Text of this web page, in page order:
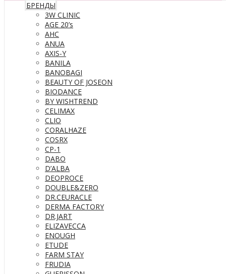
БРЕНДЫ
3W CLINIC
AGE 20’s
AHC
ANUA
AXIS-Y
BANILA
BANOBAGI
BEAUTY OF JOSEON
BIODANCE
BY WISHTREND
CELIMAX
CLIO
CORALHAZE
COSRX
CP-1
DABO
D’ALBA
DEOPROCE
DOUBLE&ZERO
DR.CEURACLE
DERMA FACTORY
DR.JART
ELIZAVECCA
ENOUGH
ETUDE
FARM STAY
FRUDIA